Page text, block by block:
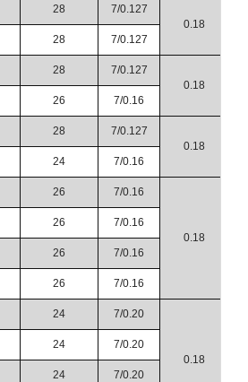
28
7/0.127
0.18
28 7/0.127
28
7/0.127
0.18
26 7/0.16
28
7/0.127
0.18
24 7/0.16
26 7/0.16
0.18
26 7/0.16
26 7/0.16
26 7/0.16
24 7/0.20
0.18
24 7/0.20
24 7/0.20